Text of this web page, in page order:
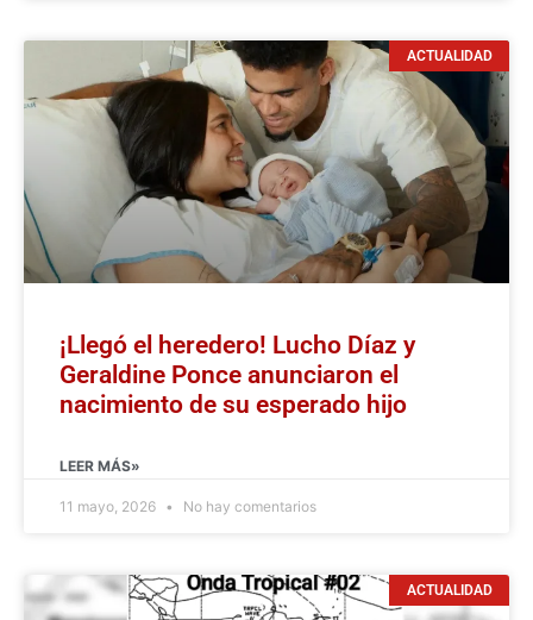
ACTUALIDAD
¡Llegó el heredero! Lucho Díaz y
Geraldine Ponce anunciaron el
nacimiento de su esperado hijo
LEER MÁS»
11 mayo, 2026 No hay comentarios
ACTUALIDAD